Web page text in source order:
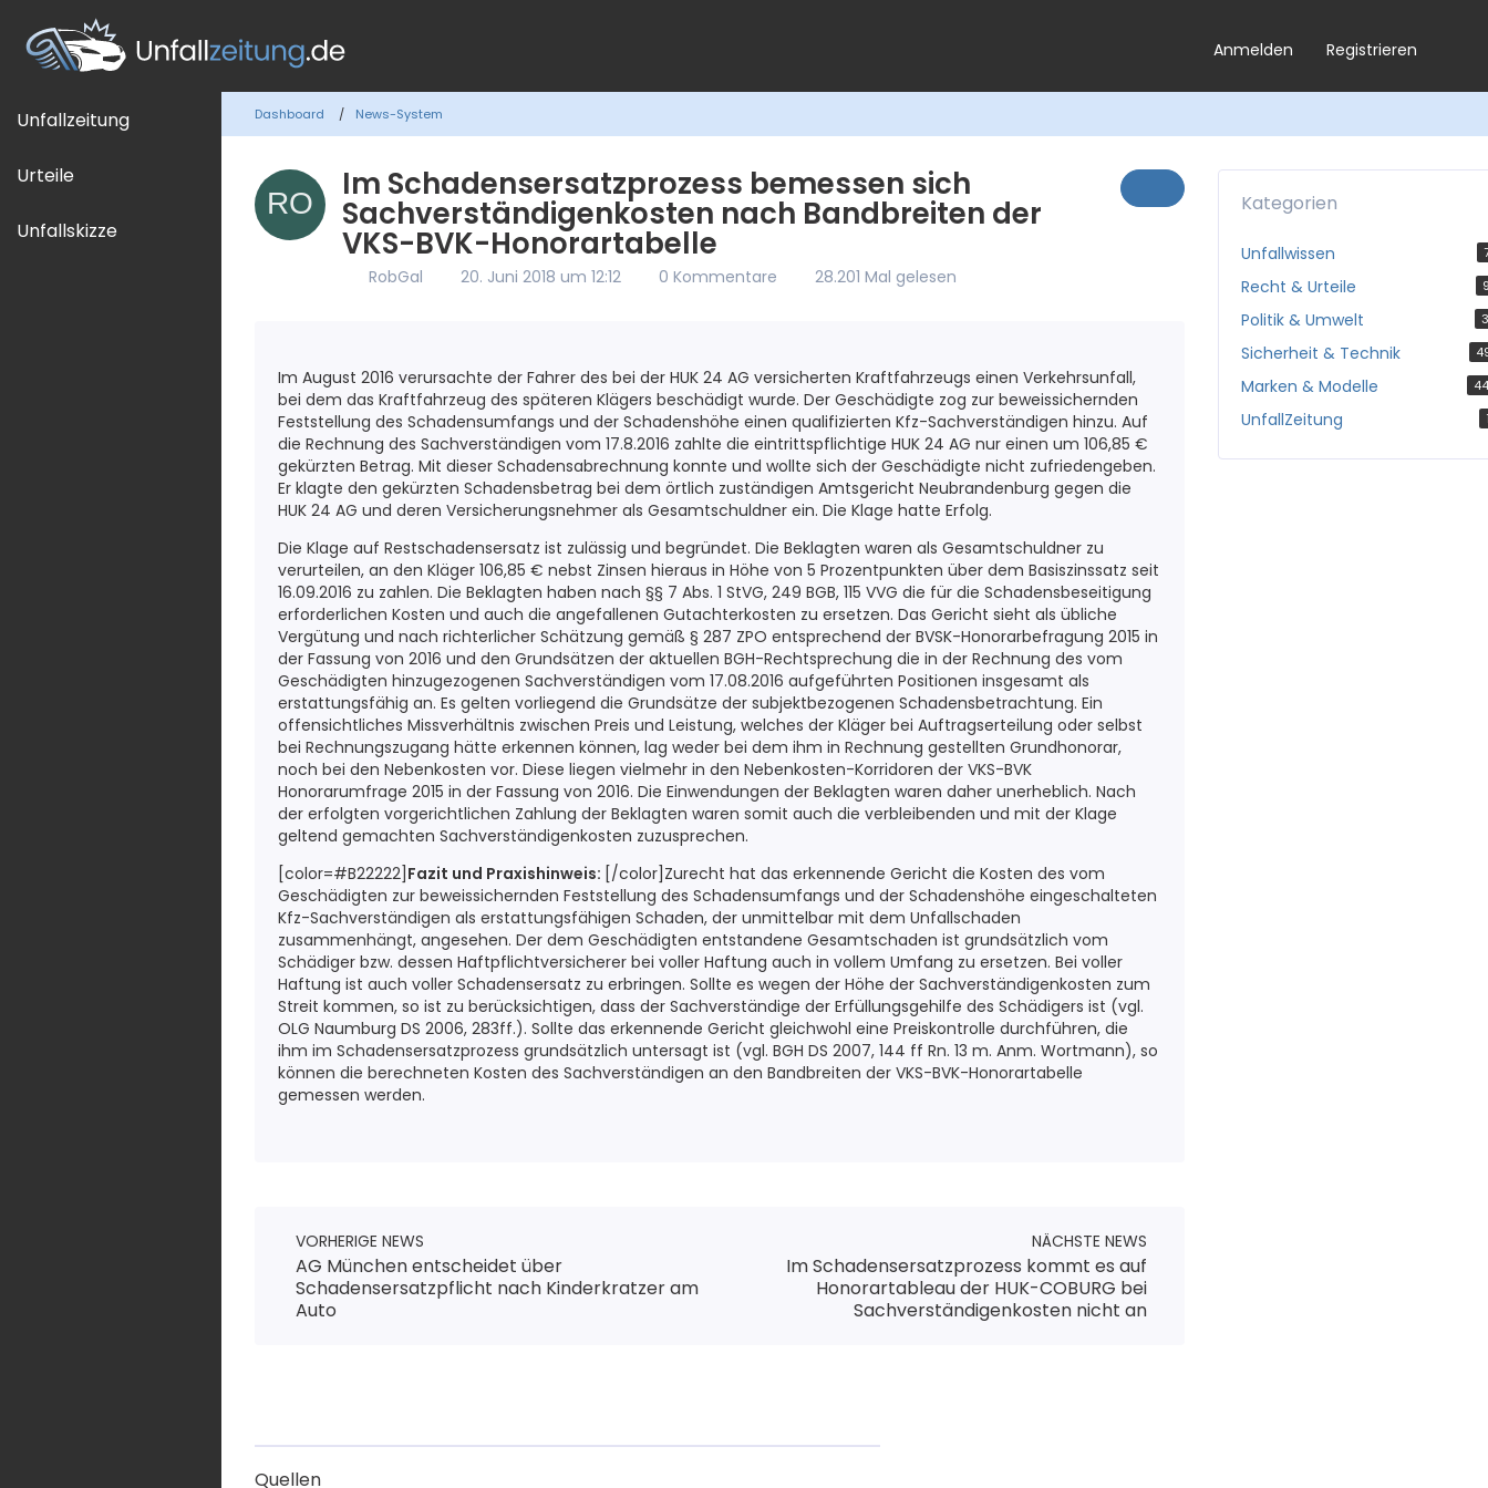
Unfallzeitung
Urteile
Unfallskizze
Anmelden Registrieren
Dashboard News-System
Im Schadensersatzprozess bemessen sich
Sachverständigenkosten nach Bandbreiten der
VKS-BVK-Honorartabelle
RobGal 20. Juni 2018 um 12:12 0 Kommentare 28.201 Mal gelesen
Im August 2016 verursachte der Fahrer des bei der HUK 24 AG versicherten Kraftfahrzeugs einen Verkehrsunfall,
bei dem das Kraftfahrzeug des späteren Klägers beschädigt wurde. Der Geschädigte zog zur beweissichernden
Feststellung des Schadensumfangs und der Schadenshöhe einen qualifizierten Kfz-Sachverständigen hinzu. Auf
die Rechnung des Sachverständigen vom 17.8.2016 zahlte die eintrittspflichtige HUK 24 AG nur einen um 106,85 €
gekürzten Betrag. Mit dieser Schadensabrechnung konnte und wollte sich der Geschädigte nicht zufriedengeben.
Er klagte den gekürzten Schadensbetrag bei dem örtlich zuständigen Amtsgericht Neubrandenburg gegen die
HUK 24 AG und deren Versicherungsnehmer als Gesamtschuldner ein. Die Klage hatte Erfolg.
Die Klage auf Restschadensersatz ist zulässig und begründet. Die Beklagten waren als Gesamtschuldner zu
verurteilen, an den Kläger 106,85 € nebst Zinsen hieraus in Höhe von 5 Prozentpunkten über dem Basiszinssatz seit
16.09.2016 zu zahlen. Die Beklagten haben nach §§ 7 Abs. 1 StVG, 249 BGB, 115 VVG die für die Schadensbeseitigung
erforderlichen Kosten und auch die angefallenen Gutachterkosten zu ersetzen. Das Gericht sieht als übliche
Vergütung und nach richterlicher Schätzung gemäß § 287 ZPO entsprechend der BVSK-Honorarbefragung 2015 in
der Fassung von 2016 und den Grundsätzen der aktuellen BGH-Rechtsprechung die in der Rechnung des vom
Geschädigten hinzugezogenen Sachverständigen vom 17.08.2016 aufgeführten Positionen insgesamt als
erstattungsfähig an. Es gelten vorliegend die Grundsätze der subjektbezogenen Schadensbetrachtung. Ein
offensichtliches Missverhältnis zwischen Preis und Leistung, welches der Kläger bei Auftragserteilung oder selbst
bei Rechnungszugang hätte erkennen können, lag weder bei dem ihm in Rechnung gestellten Grundhonorar,
noch bei den Nebenkosten vor. Diese liegen vielmehr in den Nebenkosten-Korridoren der VKS-BVK
Honorarumfrage 2015 in der Fassung von 2016. Die Einwendungen der Beklagten waren daher unerheblich. Nach
der erfolgten vorgerichtlichen Zahlung der Beklagten waren somit auch die verbleibenden und mit der Klage
geltend gemachten Sachverständigenkosten zuzusprechen.
[color=#B22222] Fazit und Praxishinweis: [/color]Zurecht hat das erkennende Gericht die Kosten des vom
Geschädigten zur beweissichernden Feststellung des Schadensumfangs und der Schadenshöhe eingeschalteten
Kfz-Sachverständigen als erstattungsfähigen Schaden, der unmittelbar mit dem Unfallschaden
zusammenhängt, angesehen. Der dem Geschädigten entstandene Gesamtschaden ist grundsätzlich vom
Schädiger bzw. dessen Haftpflichtversicherer bei voller Haftung auch in vollem Umfang zu ersetzen. Bei voller
Haftung ist auch voller Schadensersatz zu erbringen. Sollte es wegen der Höhe der Sachverständigenkosten zum
Streit kommen, so ist zu berücksichtigen, dass der Sachverständige der Erfüllungsgehilfe des Schädigers ist (vgl.
OLG Naumburg DS 2006, 283ff.). Sollte das erkennende Gericht gleichwohl eine Preiskontrolle durchführen, die
ihm im Schadensersatzprozess grundsätzlich untersagt ist (vgl. BGH DS 2007, 144 ff Rn. 13 m. Anm. Wortmann), so
können die berechneten Kosten des Sachverständigen an den Bandbreiten der VKS-BVK-Honorartabelle
gemessen werden.
VORHERIGE NEWS
AG München entscheidet über
Schadensersatzpflicht nach Kinderkratzer am
Auto
NÄCHSTE NEWS
Im Schadensersatzprozess kommt es auf
Honorartableau der HUK-COBURG bei
Sachverständigenkosten nicht an
Kategorien
Unfallwissen
Recht & Urteile
Politik & Umwelt
Sicherheit & Technik
Marken & Modelle
UnfallZeitung
Quellen